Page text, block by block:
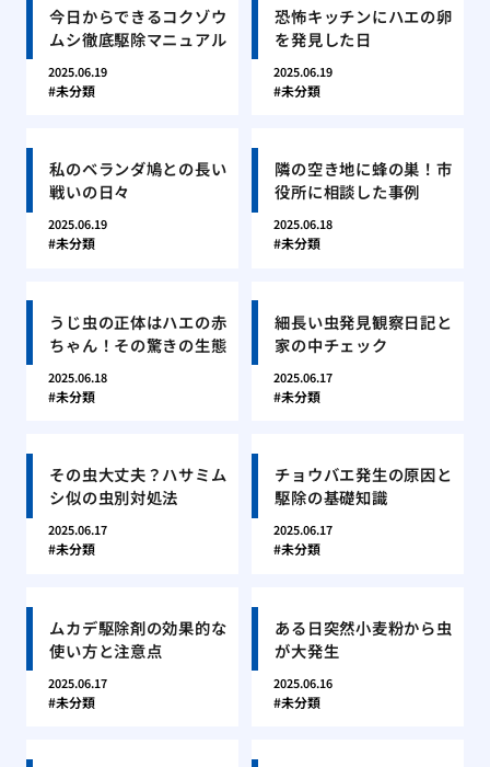
今日からできるコクゾウ
ムシ徹底駆除マニュアル
2025.06.19
未分類
恐怖キッチンにハエの卵
を発見した日
2025.06.19
未分類
私のベランダ鳩との長い
戦いの日々
2025.06.19
未分類
隣の空き地に蜂の巣！市
役所に相談した事例
2025.06.18
未分類
うじ虫の正体はハエの赤
ちゃん！その驚きの生態
2025.06.18
未分類
細長い虫発見観察日記と
家の中チェック
2025.06.17
未分類
その虫大丈夫？ハサミム
シ似の虫別対処法
2025.06.17
未分類
チョウバエ発生の原因と
駆除の基礎知識
2025.06.17
未分類
ムカデ駆除剤の効果的な
使い方と注意点
2025.06.17
未分類
ある日突然小麦粉から虫
が大発生
2025.06.16
未分類